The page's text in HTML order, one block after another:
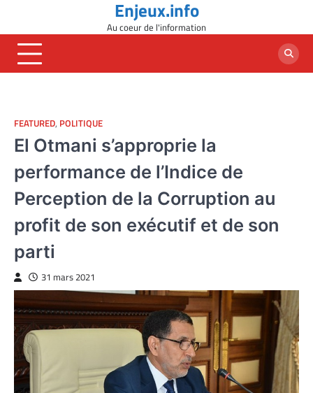
content
Enjeux.info
Au coeur de l'information
FEATURED, POLITIQUE
El Otmani s’approprie la
performance de l’Indice de
Perception de la Corruption au
profit de son exécutif et de son
parti
31 mars 2021